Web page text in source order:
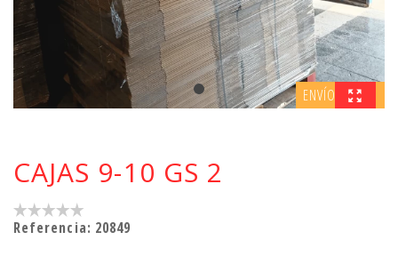
ENVÍO GRATIS
CAJAS 9-10 GS 2
Referencia: 20849